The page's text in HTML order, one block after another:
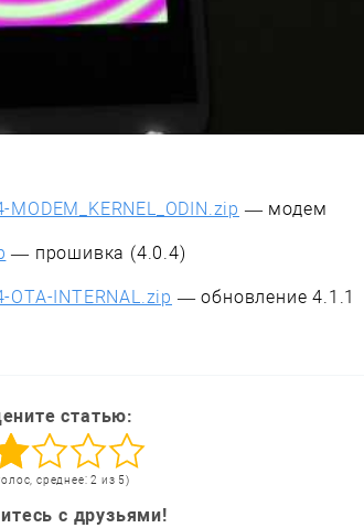
— модем
— прошивка (4.0.4)
OTA-INTERNAL.zip — обновление 4.1.1
статью:
среднее: 2 из 5)
с друзьями!